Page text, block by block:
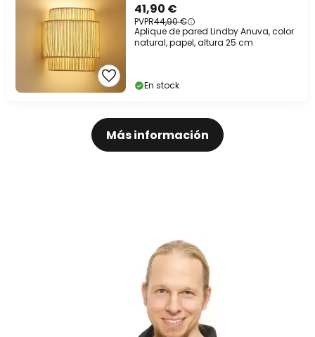
41,90 €
PVPR44,90 €
Aplique de pared Lindby Anuva, color
natural, papel, altura 25 cm
En stock
Más información